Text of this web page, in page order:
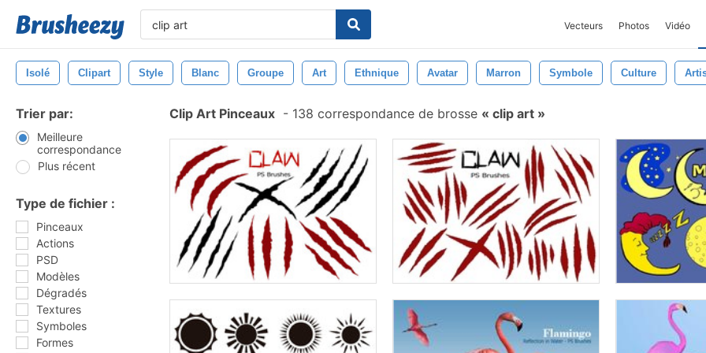
Vecteurs Photos Vidéo
Isolé Clipart Style Blanc Groupe Art Ethnique Avatar Marron Symbole Culture
Trier par:
Meilleure
correspondance
Plus récent
Type de fichier :
Pinceaux
Actions
PSD
Modèles
Dégradés
Textures
Symboles
Formes
Clip Art Pinceaux - 138 correspondance de brosse clip art